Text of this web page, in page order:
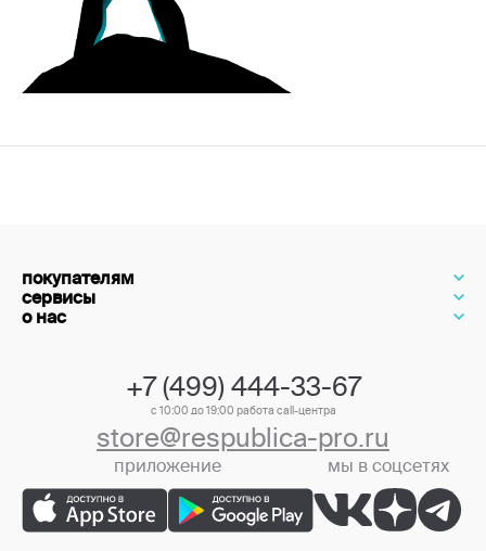
покупателям
сервисы
о нас
+7 (499) 444-33-67
с 10:00 до 19:00 работа call-центра
store@respublica-pro.ru
приложение мы в соцсетях